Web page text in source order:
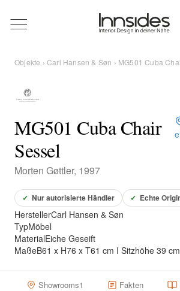
Magazin
Showrooms
Objekte ›Carl Hansen & Søn › MG501 Cuba
MG501 Cuba Chair
Sessel
Morten Gøttler, 1997
✓ Nur autorisierte Händler ✓ Echte
HerstellerCarl Hansen & Søn
TypMöbel
MaterialEiche Geseift
MaßeB61 x H76 x T61 cm I Sitzhöhe 39 cm
Showrooms1 Fakten